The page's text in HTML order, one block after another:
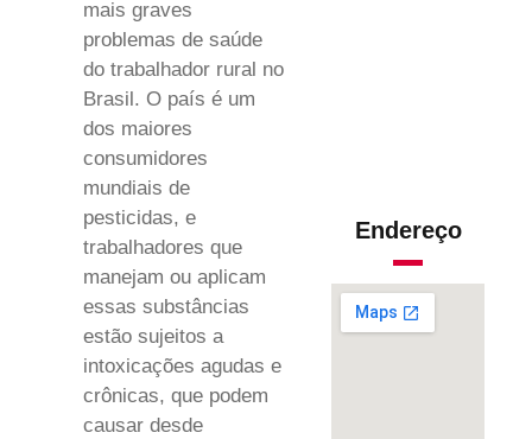
mais graves
problemas de saúde
do trabalhador rural no
Brasil. O país é um
dos maiores
consumidores
mundiais de
pesticidas, e
trabalhadores que
manejam ou aplicam
essas substâncias
estão sujeitos a
intoxicações agudas e
crônicas, que podem
causar desde
Endereço